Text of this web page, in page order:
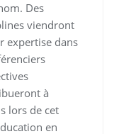
Des
viendront
expertise dans
à
lors de cet
en